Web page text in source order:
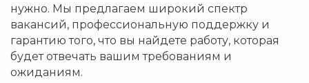
нужно. Мы предлагаем широкий спектр
вакансий, профессиональную поддержку и
гарантию того, что вы найдете работу, которая
будет отвечать вашим требованиям и
ожиданиям.